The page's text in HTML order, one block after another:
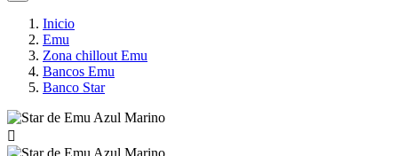
Inicio
Emu
Zona chillout Emu
Bancos Emu
Banco Star
